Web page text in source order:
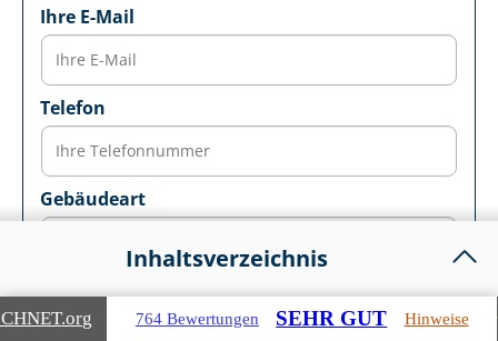
In­halts­ver­zeich­nis
1.Das Wichtigste in Kürze
Ihre E-Mail
Telefon
Gebäudeart
Grund des Gutachtens
.org 764 Bewertungen SEHR GUT Hinweise